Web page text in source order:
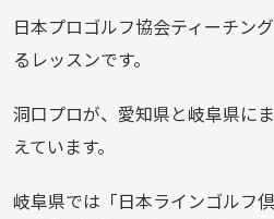
日本プロゴルフ協会ティーチン
るレッスンです。
洞口プロが、愛知県と岐阜県に
えています。
岐阜県では「日本ラインゴルフ